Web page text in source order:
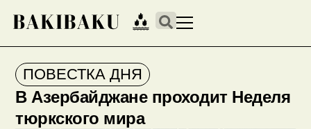
ПОВЕСТКА ДНЯ
В Азербайджане проходит Неделя
тюркского мира